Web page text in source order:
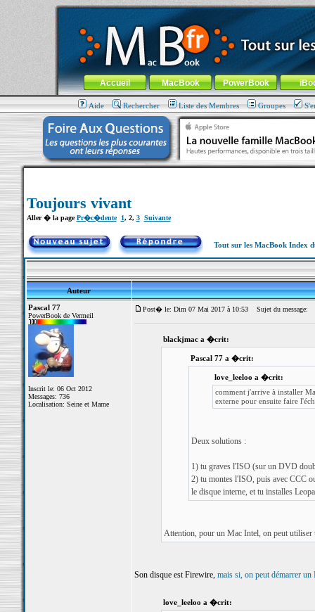
MacBook-fr.com : 100% Apple... 100% nomade !
Aller au contenu-Aller au menu général-Aller au menu de
Menu général
Accueil MacBook PowerBook
Aide Rechercher Liste des Membres Groupes
Toujours vivant
Aller � la pagePr�c�dente 1, 2, 3 Suivante
Tout sur les MacBook Index
Auteur
Pascal 77
PowerBook de Vermeil
Inscrit le: 06 Oct 2012
Messages: 736
Localisation: Seine et Marne
Post� le: Dim 07 Mai 2017 à 10:53 Sujet du message:
blackjmac a �crit:
Pascal 77 a �crit:
love_leeloo a �crit:
comment j'arrive à installer
externe pour ensuite faire
Deux solutions :
1) tu graves l'ISO (sur un DVD
2) tu montes l'ISO, puis avec CCC
le disque interne, et tu installes
Attention, pour un Mac Intel, on peut utiliser
Son disque est Firewire, mais si, on peut démarrer
love_leeloo a �crit: